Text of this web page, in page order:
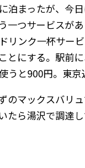
泊まったが、今
一つサービスが
リンク一杯サー
とにする。駅前
うと900円。東京
のマックスバリ
たら湯沢で調達